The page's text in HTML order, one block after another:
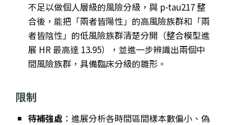
不足以做個人層級的風險分級，與 p-tau217 整
合後，能把「兩者皆陽性」的高風險族群和「兩
者皆陰性」的低風險族群清楚分開（整合模型進
展 HR 最高達 13.95），並進一步辨識出兩個中
間風險族群，具備臨床分級的雛形。
限制
待補強處 ：進展分析各時間區間樣本數偏小、偽